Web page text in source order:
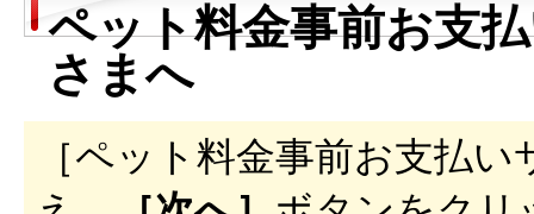
ペット料金事前お支
さまへ
［ペット料金事前お支払